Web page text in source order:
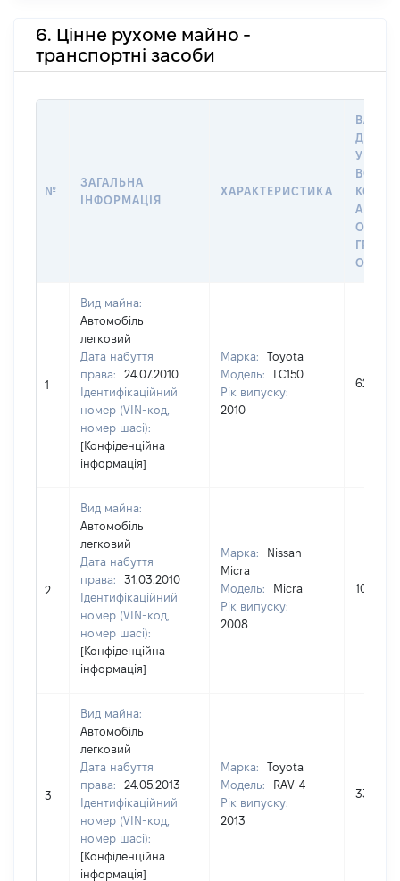
6. Цінне рухоме майно -
транспортні засоби
№
ЗАГАЛЬНА
ІНФОРМАЦІЯ
ХАРАКТЕРИСТИКА
ДАТУ
У
АБО
1
Вид майна:
Автомобіль
легковий
Дата набуття
права:
24.07.2010
Ідентифікаційний
номер (VIN-код,
номер шасі):
[Конфіденційна
інформація]
Марка:
Toyota
Модель:
LC150
Рік випуску:
2010
621395
2
Вид майна:
Автомобіль
легковий
Дата набуття
права:
31.03.2010
Ідентифікаційний
номер (VIN-код,
номер шасі):
[Конфіденційна
інформація]
Марка:
Nissan
Micra
Модель:
Micra
Рік випуску:
2008
104000
3
Вид майна:
Автомобіль
легковий
Дата набуття
права:
24.05.2013
Ідентифікаційний
номер (VIN-код,
номер шасі):
[Конфіденційна
інформація]
Марка:
Toyota
Модель:
RAV-4
Рік випуску:
2013
336563